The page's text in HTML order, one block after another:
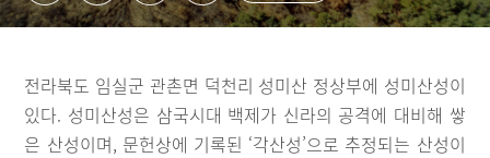
전라북도 임실군 관촌면 덕천리 성미산 정상부에 성미산성이
있다. 성미산성은 삼국시대 백제가 신라의 공격에 대비해 쌓
은 산성이며, 문헌상에 기록된 ‘각산성’으로 추정되는 산성이